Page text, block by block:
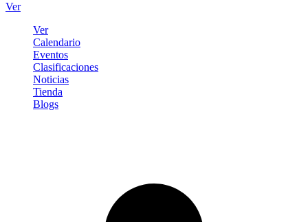
Ver
Ver
Calendario
Eventos
Clasificaciones
Noticias
Tienda
Blogs